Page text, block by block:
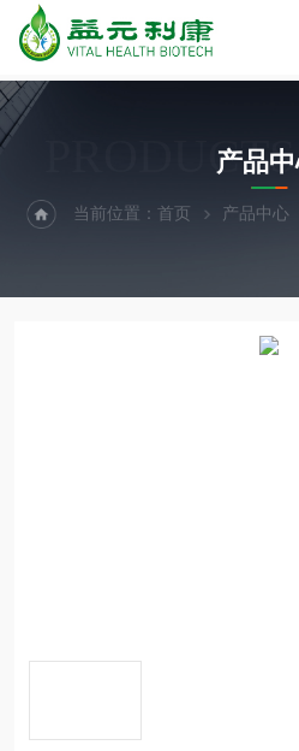
产品
当前位置：首页 产品中心